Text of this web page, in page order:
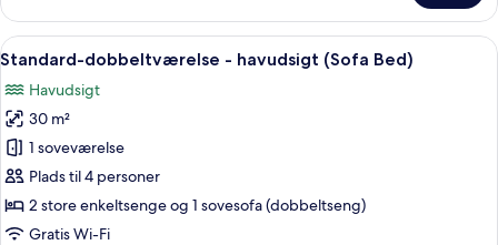
suite
havudsigt
Balcony)
Indlæs
alle
billeder
af
Standard-
dobbeltværelse
-
havudsigt
Et hotelværelse med en stor seng,
8
Standard-dobbeltværelse - havudsigt (Sofa Bed)
Havudsigt
30 m²
1 soveværelse
Plads til 4 personer
2 store enkeltsenge og 1 sovesofa (dobbeltseng)
Gratis Wi-Fi